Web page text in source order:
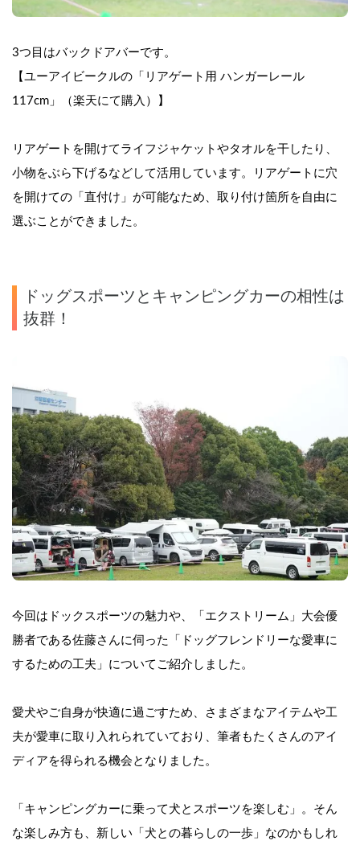
3つ目はバックドアバーです。
【ユーアイビークルの「リアゲート用 ハンガーレール
117cm」（楽天にて購入）】
リアゲートを開けてライフジャケットやタオルを干したり、
小物をぶら下げるなどして活用しています。リアゲートに穴
を開けての「直付け」が可能なため、取り付け箇所を自由に
選ぶことができました。
ドッグスポーツとキャンピングカーの相性は
抜群！
今回はドックスポーツの魅力や、「エクストリーム」大会優
勝者である佐藤さんに伺った「ドッグフレンドリーな愛車に
するための工夫」についてご紹介しました。
愛犬やご自身が快適に過ごすため、さまざまなアイテムや工
夫が愛車に取り入れられていており、筆者もたくさんのアイ
ディアを得られる機会となりました。
「キャンピングカーに乗って犬とスポーツを楽しむ」。そん
な楽しみ方も、新しい「犬との暮らしの一歩」なのかもしれ